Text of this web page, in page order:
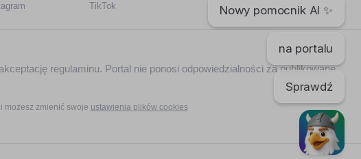
Nowy pomocnik AI ✨
na portalu
Sprawdź
TikTok
regulaminu. Portal nie ponosi odpowiedzialności za publikowane
możesz zmienić swoje ustawienia plików cookies